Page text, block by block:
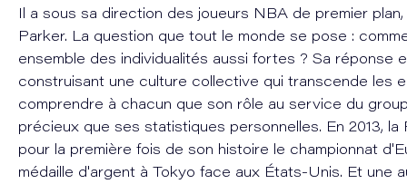
Il a sous sa direction des joueurs NBA de premier
Parker. La question que tout le monde se pose :
ensemble des individualités aussi fortes ? Sa réponse
construisant une culture collective qui transcende les
comprendre à chacun que son rôle au service du
précieux que ses statistiques personnelles. En 2013,
pour la première fois de son histoire le championnat
médaille d'argent à Tokyo face aux États-Unis. Et une